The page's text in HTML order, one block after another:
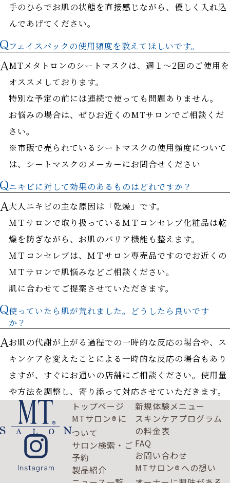
手のひらでお肌の状態を直接感じながら、優しく入れ込
んであげてください。
フェイスパックの使用頻度を教えてほしいです。
MTメタトロンのシートマスクは、週１～2回のご使用を
オススメしております。
特別な予定の前には連続で使っても問題ありません。
お悩みの場合は、ぜひお近くのMTサロンでご相談くだ
さい。
※市販で売られているシートマスクの使用頻度について
は、シートマスクのメーカーにお問合せください
ニキビに対して効果のあるものはどれですか？
大人ニキビの主な原因は「乾燥」です。
ＭＴサロンで取り扱っているＭＴコンセレブ化粧品は乾
燥を防ぎながら、お肌のバリア機能も整えます。
ＭＴコンセレブは、ＭＴサロン専売品ですのでお近くの
ＭＴサロンで肌悩みなどご相談ください。
肌に合わせてご提案させていただきます。
使っていたら肌が荒れました。どうしたら良いです
か？
お肌の代謝が上がる過程での一時的な反応の場合や、ス
キンケアを変えたことによる一時的な反応の場合もあり
ますが、すぐにお通いの店舗にご相談ください。使用量
や方法を調整し、寄り添って対応させていただきます。
トップページ
MTサロン® に
ついて
サロン検索・ご
予約
製品紹介
新規体験メニュー
スキンケアプログラム
の料金表
FAQ
お問い合わせ
MTサロン® への想い